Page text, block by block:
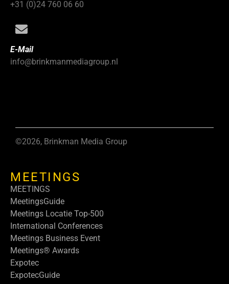
+31 (0)24 760 06 60
E-Mail
info@brinkmanmediagroup.nl
©2026, Brinkman Media Group
MEETINGS
MEETINGS
MeetingsGuide
Meetings Locatie Top-500
International Conferences
Meetings Business Event
Meetings® Awards
Expotec
ExpotecGuide